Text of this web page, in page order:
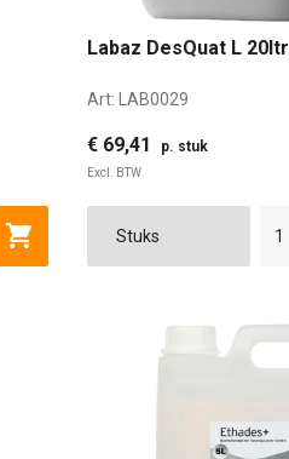
Toevoegen aan winkelwagen
Labaz DesQuat L 20ltr
Art: LAB0029
€ 69,41 p. stuk
Excl. BTW